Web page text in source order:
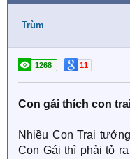
Trùm
1268 11
Con gái thích con
Nhiều Con Trai
Con Gái thì phải tỏ